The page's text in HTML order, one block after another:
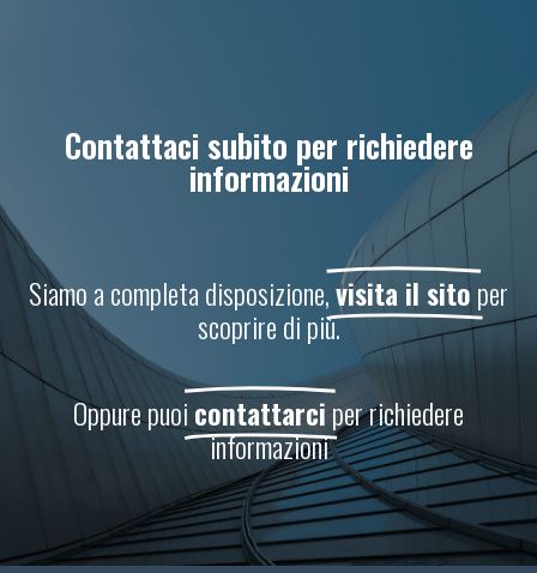
Contattaci subito per richiedere
informazioni
Siamo a completa disposizione,visita il sitoper
scoprire di più.
Oppure puoicontattarciper richiedere
informazioni